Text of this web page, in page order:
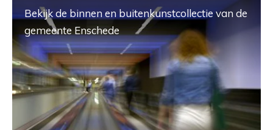
Bekijk de binnen en buitenkunstcollectie van de
gemeente Enschede